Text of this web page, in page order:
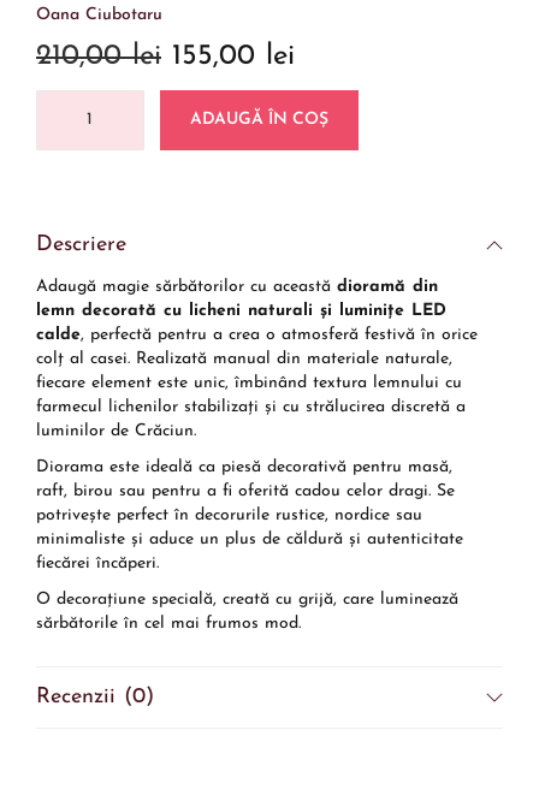
Oana Ciubotaru
210,00lei 155,00 lei
ADAUGĂ ÎN COȘ
Descriere
Adaugă magie sărbătorilor cu această dioramă din
lemn decorată cu licheni naturali și luminițe LED
calde, perfectă pentru a crea o atmosferă festivă în orice
colț al casei. Realizată manual din materiale naturale,
fiecare element este unic, îmbinând textura lemnului cu
farmecul lichenilor stabilizați și cu strălucirea discretă a
luminilor de Crăciun.
Diorama este ideală ca piesă decorativă pentru masă,
raft, birou sau pentru a fi oferită cadou celor dragi. Se
potrivește perfect în decorurile rustice, nordice sau
minimaliste și aduce un plus de căldură și autenticitate
fiecărei încăperi.
O decorațiune specială, creată cu grijă, care luminează
sărbătorile în cel mai frumos mod.
Recenzii (0)